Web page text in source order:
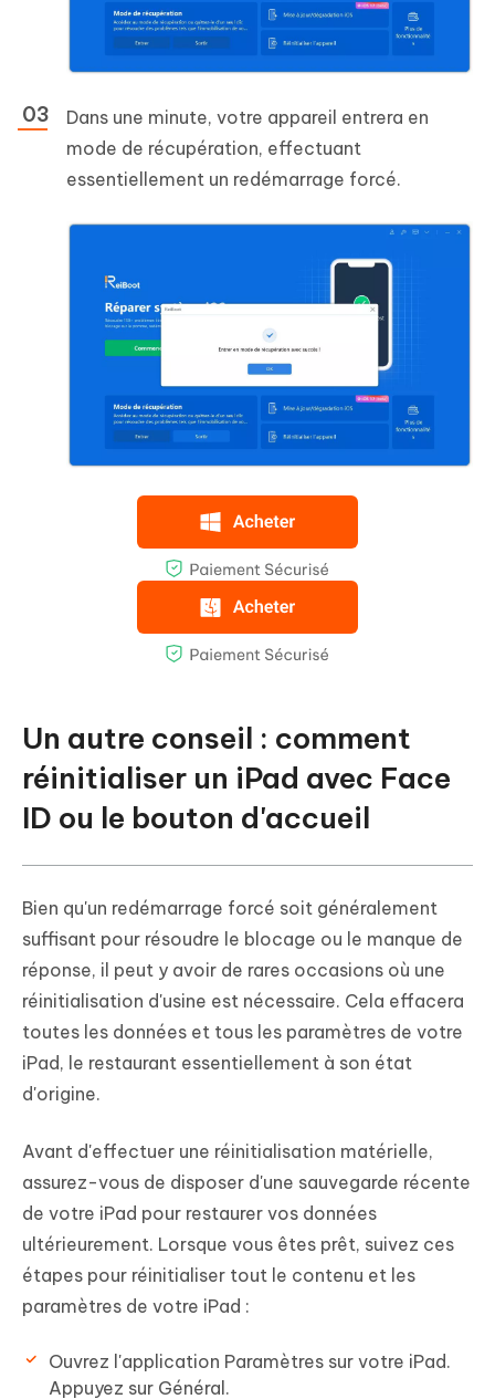
Dans une minute, votre appareil entrera en
mode de récupération, effectuant
essentiellement un redémarrage forcé.
Un autre conseil : comment
réinitialiser un iPad avec Face
ID ou le bouton d'accueil
Bien qu'un redémarrage forcé soit généralement
suffisant pour résoudre le blocage ou le manque de
réponse, il peut y avoir de rares occasions où une
réinitialisation d'usine est nécessaire. Cela effacera
toutes les données et tous les paramètres de votre
iPad, le restaurant essentiellement à son état
d'origine.
Avant d'effectuer une réinitialisation matérielle,
assurez-vous de disposer d'une sauvegarde récente
de votre iPad pour restaurer vos données
ultérieurement. Lorsque vous êtes prêt, suivez ces
étapes pour réinitialiser tout le contenu et les
paramètres de votre iPad :
Ouvrez l'application Paramètres sur votre iPad.
Appuyez sur Général.